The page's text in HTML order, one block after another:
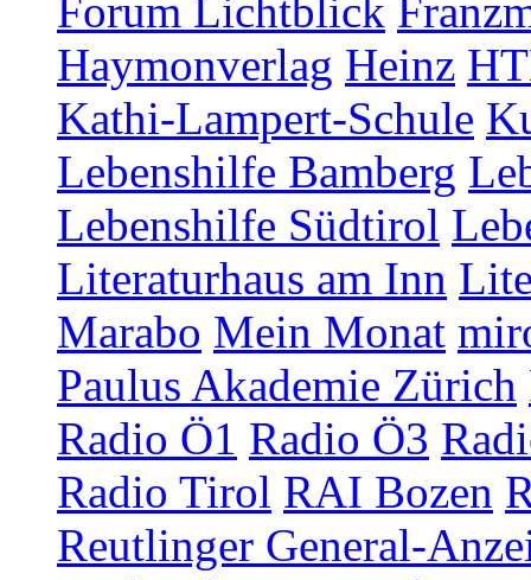
Forum Lichtblick
Haymonverlag Heinz
Kathi-Lampert-Schule
Lebenshilfe Bamberg
Lebenshilfe Südtirol
Literaturhaus am Inn
Marabo Mein Monat
Paulus Akademie Zürich
Radio Ö1 Radio Ö3
Radio Tirol RAI Bozen
Reutlinger General-